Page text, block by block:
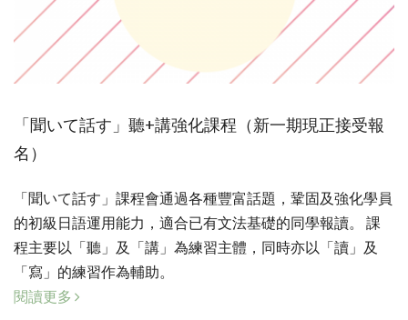
「聞いて話す」聽+講強化課程（新一期現正接受報
名）
「聞いて話す」課程會通過各種豐富話題，鞏固及強化學員
的初級日語運用能力，適合已有文法基礎的同學報讀。 課
程主要以「聽」及「講」為練習主體，同時亦以「讀」及
「寫」的練習作為輔助。
閱讀更多